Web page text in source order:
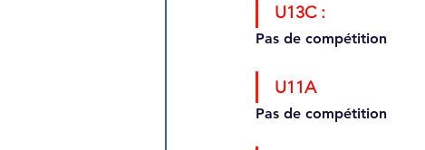
U13C :
Pas de compétition
U11A
Pas de compétition